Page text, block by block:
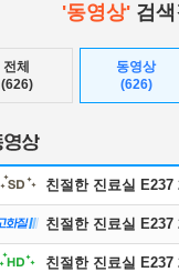
'동영상' 검
전체
(626)
동영상
(626)
친절한 진료실 E237
친절한 진료실 E237
친절한 진료실 E237